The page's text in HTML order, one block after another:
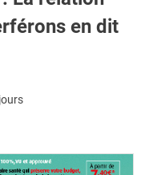
en dit